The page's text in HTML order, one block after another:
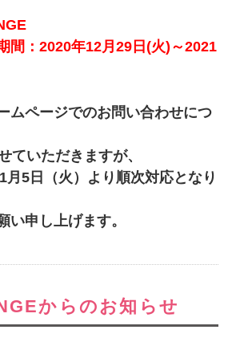
間：2020年12月29日(火)～2021
ムページでのお問い合わせにつ
ていただきますが、
月5日（火）より順次対応となり
い申し上げます。
からのお知らせ